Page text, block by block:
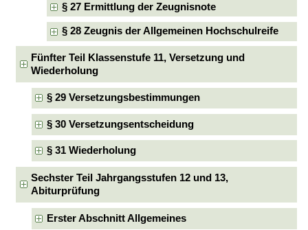
§ 27 Ermittlung der Zeugnisnote
§ 28 Zeugnis der Allgemeinen Hochschulreife
Fünfter Teil Klassenstufe 11, Versetzung und
Wiederholung
§ 29 Versetzungsbestimmungen
§ 30 Versetzungsentscheidung
§ 31 Wiederholung
Sechster Teil Jahrgangsstufen 12 und 13,
Abiturprüfung
Erster Abschnitt Allgemeines